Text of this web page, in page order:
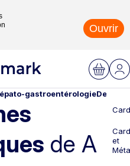
Ouvrir
gastroentérologie
de A
et